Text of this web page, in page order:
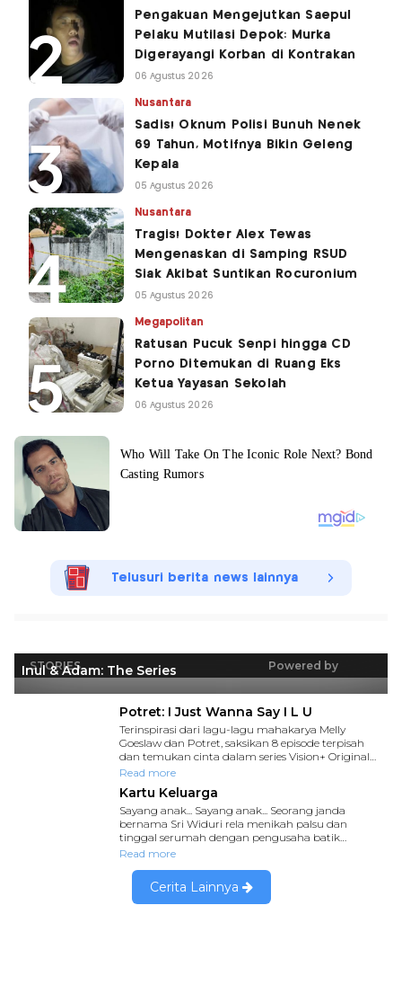
Pengakuan Mengejutkan Saepul
Pelaku Mutilasi Depok: Murka
Digerayangi Korban di Kontrakan
06 Agustus 2026
Nusantara
Sadis! Oknum Polisi Bunuh Nenek
69 Tahun, Motifnya Bikin Geleng
Kepala
05 Agustus 2026
Nusantara
Tragis! Dokter Alex Tewas
Mengenaskan di Samping RSUD
Siak Akibat Suntikan Rocuronium
05 Agustus 2026
Megapolitan
Ratusan Pucuk Senpi hingga CD
Porno Ditemukan di Ruang Eks
Ketua Yayasan Sekolah
06 Agustus 2026
Telusuri berita news lainnya